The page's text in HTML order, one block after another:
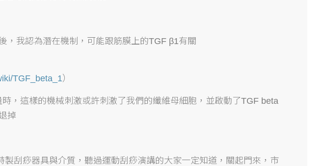
，我認為潛在機制，可能跟筋膜上的TGF β1有關
TGF_beta_1）
，這樣的機械刺激或許刺激了我們的纖維母細胞，並啟動了TGF beta
掉
刮痧器具與介質，聽過運動刮痧演講的大家一定知道，關起門來，市